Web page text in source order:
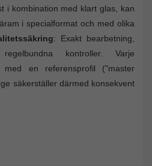
i kombination med klart glas, kan
i specialformat och med olika
: Exakt bearbetning,
kontroller. Varje
med en referensprofil ("master
säkerställer därmed konsekvent